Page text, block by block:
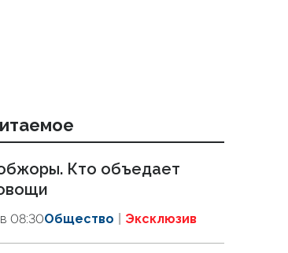
Кто объедает
08:30Общество Эксклюзив